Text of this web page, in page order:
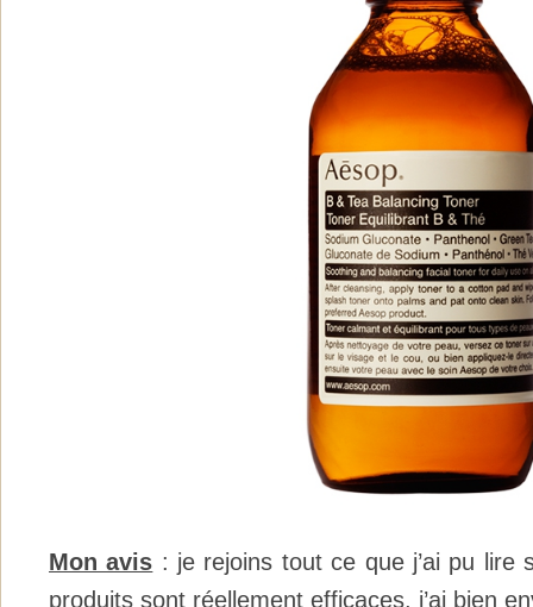
Mon avis : je rejoins tout ce que j’ai pu lire
produits sont réellement efficaces, j’ai bien